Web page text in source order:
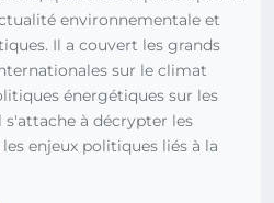
environnementale et
Il a couvert les grands
sur le climat
énergétiques sur les
s'attache à décrypter les
enjeux politiques liés à la